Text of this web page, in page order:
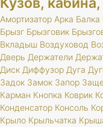
Амортизатор Арка Балка
Брызг Брызговик
Вкладыш Воздуховод
Дверь Держатели
Диск Диффузор Дуга
Задок Замок Запор
Карман Кнопка Коврик
Конденсатор Консоль
Крыло Крыльчатка